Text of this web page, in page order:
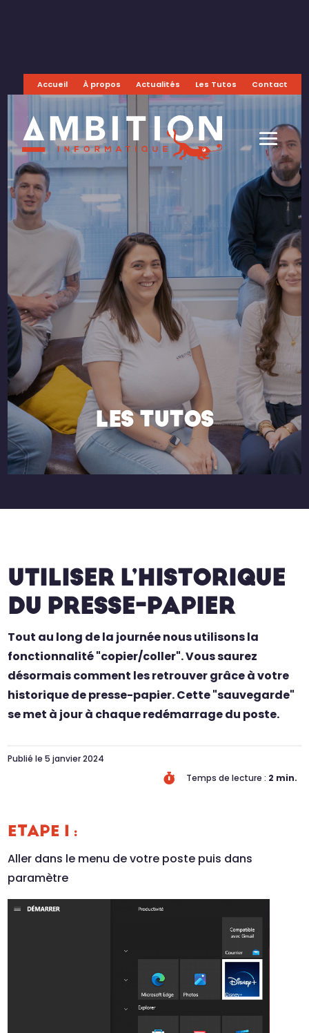
Accueil À propos Actualités Les Tutos Contact
LES TUTOS
UTILISER L’HISTORIQUE
DU PRESSE-PAPIER
Tout au long de la journée nous utilisons la
fonctionnalité "copier/coller". Vous saurez
désormais comment les retrouver grâce à votre
historique de presse-papier. Cette "sauvegarde"
se met à jour à chaque redémarrage du poste.
Publié le 5 janvier 2024
 Temps de lecture : 2 min.
ETAPE 1 :
Aller dans le menu de votre poste puis dans
paramètre